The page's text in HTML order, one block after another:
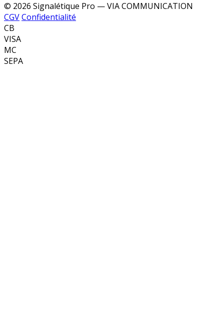
© 2026 Signalétique Pro — VIA COMMUNICATION
CGVConfidentialité
CB
VISA
MC
SEPA